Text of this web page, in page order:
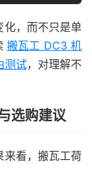
化，而不只是单
搬瓦工 DC3 机
测试，对理解不
选购建议
来看，搬瓦工荷